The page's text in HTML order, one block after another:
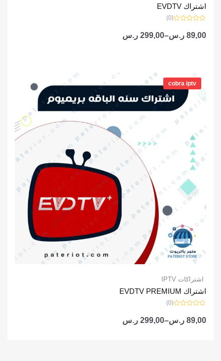
اشتراك EVDTV
التقييم
0
(0)
89,00 ر.س–
299,00 ر.س
cobra iptv
اشتراكات IPTV
اشتراك EVDTV PREMIUM
التقييم
0
(0)
89,00 ر.س–
299,00 ر.س
السعر:
من
خلال